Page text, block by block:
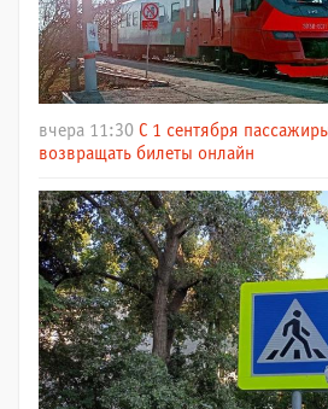
вчера 11:30 С 1 сентября
возвращать билеты онлайн